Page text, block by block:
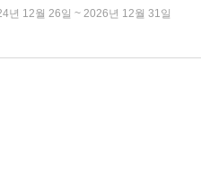
년 12월 26일 ~ 2026년 12월 31일